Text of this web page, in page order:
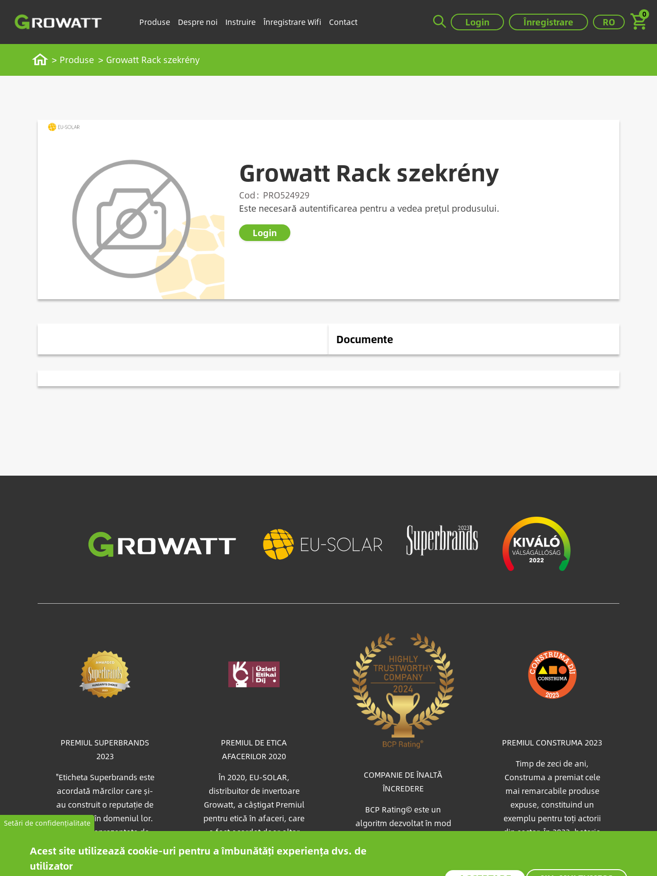
conținutul
principal
Produse Despre noi Instruire Înregistrare Wifi Contact Login Înregistrare Selectați-vă
RO
0
Breadcrumb
Acasă Produse Growatt Rack szekrény
Growatt Rack szekrény
Cod
PRO524929
Este necesară autentificarea pentru a vedea prețul produsului.
Login
Documente
PREMIUL SUPERBRANDS
2023
"Eticheta Superbrands este
acordată mărcilor care și-
au construit o reputație de
excelență în domeniul lor.
Valorile reprezentate de
marcă oferă beneficii pe
recunosc și care nu le
Imagine
PREMIUL DE ETICA
AFACERILOR 2020
În 2020, EU-SOLAR,
distribuitor de invertoare
Growatt, a câștigat Premiul
pentru etică în afaceri, care
a fost acordat doar altor
două companii mijlocii din
Ungaria de către juriul
COMPANIE DE ÎNALTĂ
ÎNCREDERE
BCP Rating© este un
algoritm dezvoltat în mod
clasifică companiile din
Imagine
PREMIUL CONSTRUMA 2023
Timp de zeci de ani,
Construma a premiat cele
mai remarcabile produse
expuse, constituind un
exemplu pentru toți actorii
din sector. În 2023, bateria
prestigiosul premiu
Setări de confidențialitate
Acest site utilizează cookie-uri pentru a îmbunătăți experiența dvs. de
utilizator